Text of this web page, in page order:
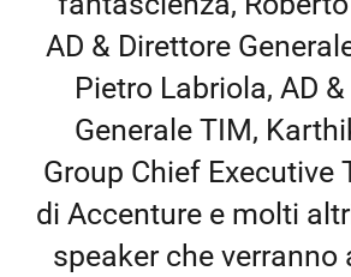
AD & Direttore
Pietro Labriola, AD
Generale TIM,
Group Chief Executive
di Accenture e molti
speaker che verranno